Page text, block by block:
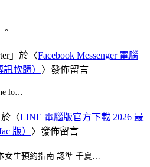
」於〈Facebook Messenger 電腦
軟體） 〉發佈留言
lo…
於〈LINE 電腦版官方下載 2026 最
版） 〉發佈留言
女生預約指南 認準 千夏…